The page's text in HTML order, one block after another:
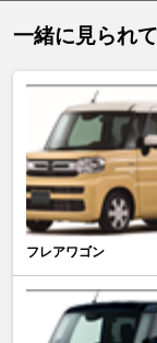
一緒に見られ
フレアワゴン